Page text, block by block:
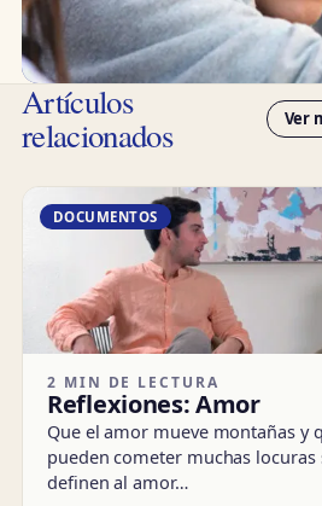
Artículos
relacionados Ver
DOCUMENTOS
2 MIN DE LECTURA
Reflexiones: Amor
Que el amor mueve montañas y
pueden cometer muchas locuras
definen al amor…